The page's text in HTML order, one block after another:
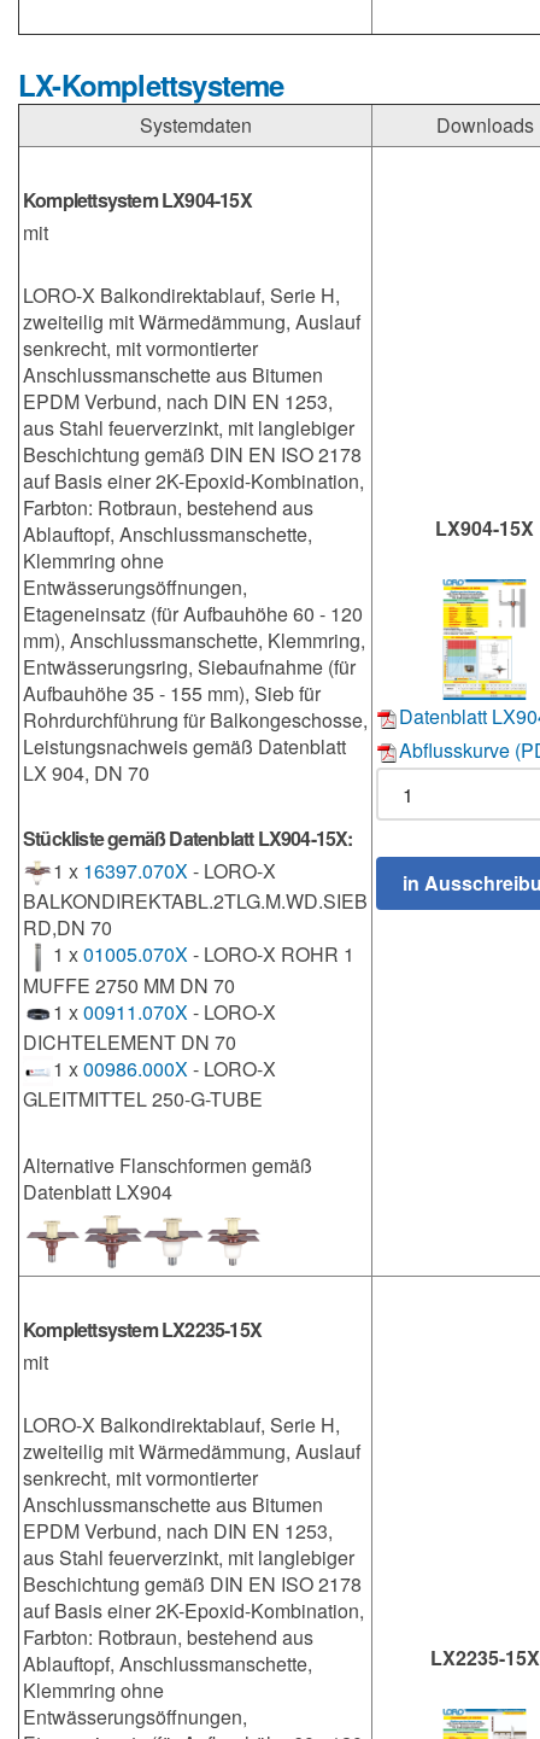
LX-Komplettsysteme
Systemdaten Downloads
Komplettsystem LX904-15X
mit
LORO-X Balkondirektablauf, Serie H,
zweiteilig mit Wärmedämmung, Auslauf
senkrecht, mit vormontierter
Anschlussmanschette aus Bitumen
EPDM Verbund, nach DIN EN 1253,
aus Stahl feuerverzinkt, mit langlebiger
Beschichtung gemäß DIN EN ISO 2178
auf Basis einer 2K-Epoxid-Kombination,
Farbton: Rotbraun, bestehend aus
Ablauftopf, Anschlussmanschette,
Klemmring ohne
Entwässerungsöffnungen,
Etageneinsatz (für Aufbauhöhe 60 - 120
mm), Anschlussmanschette, Klemmring,
Entwässerungsring, Siebaufnahme (für
Aufbauhöhe 35 - 155 mm), Sieb für
Rohrdurchführung für Balkongeschosse,
Leistungsnachweis gemäß Datenblatt
LX 904, DN 70
Stückliste gemäß Datenblatt LX904-15X:
1 x 16397.070X- LORO-X
BALKONDIREKTABL.2TLG.M.WD.SIEB
RD,DN 70
1 x01005.070X- LORO-X ROHR 1
MUFFE 2750 MM DN 70
1 x00911.070X- LORO-X
DICHTELEMENT DN 70
1 x00986.000X- LORO-X
GLEITMITTEL 250-G-TUBE
Alternative Flanschformen gemäß
Datenblatt LX904
LX904-15X
Datenblatt
Abflusskurve
Komplettsystem LX2235-15X
mit
LORO-X Balkondirektablauf, Serie H,
zweiteilig mit Wärmedämmung, Auslauf
senkrecht, mit vormontierter
Anschlussmanschette aus Bitumen
EPDM Verbund, nach DIN EN 1253,
aus Stahl feuerverzinkt, mit langlebiger
Beschichtung gemäß DIN EN ISO 2178
auf Basis einer 2K-Epoxid-Kombination,
Farbton: Rotbraun, bestehend aus
Ablauftopf, Anschlussmanschette,
Klemmring ohne
Entwässerungsöffnungen,
LX2235-15X